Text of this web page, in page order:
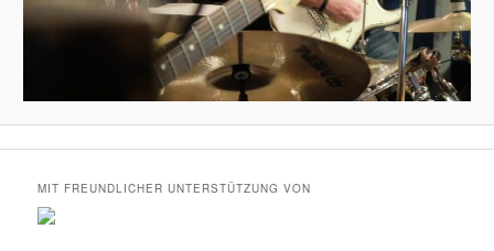
MIT FREUNDLICHER UNTERSTÜTZUNG VON